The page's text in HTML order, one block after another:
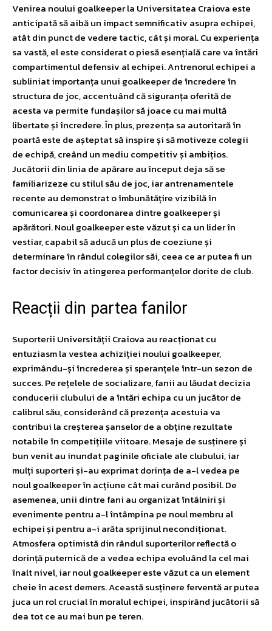
Venirea noului goalkeeper la Universitatea Craiova este
anticipată să aibă un impact semnificativ asupra echipei,
atât din punct de vedere tactic, cât și moral. Cu experiența
sa vastă, el este considerat o piesă esențială care va întări
compartimentul defensiv al echipei. Antrenorul echipei a
subliniat importanța unui goalkeeper de încredere în
structura de joc, accentuând că siguranța oferită de
acesta va permite fundașilor să joace cu mai multă
libertate și încredere. În plus, prezența sa autoritară în
poartă este de așteptat să inspire și să motiveze colegii
de echipă, creând un mediu competitiv și ambițios.
Jucătorii din linia de apărare au început deja să se
familiarizeze cu stilul său de joc, iar antrenamentele
recente au demonstrat o îmbunătățire vizibilă în
comunicarea și coordonarea dintre goalkeeper și
apărători. Noul goalkeeper este văzut și ca un lider în
vestiar, capabil să aducă un plus de coeziune și
determinare în rândul colegilor săi, ceea ce ar putea fi un
factor decisiv în atingerea performanțelor dorite de club.
Reacții din partea fanilor
Suporterii Universității Craiova au reacționat cu
entuziasm la vestea achiziției noului goalkeeper,
exprimându-și încrederea și speranțele într-un sezon de
succes. Pe rețelele de socializare, fanii au lăudat decizia
conducerii clubului de a întări echipa cu un jucător de
calibrul său, considerând că prezența acestuia va
contribui la creșterea șanselor de a obține rezultate
notabile în competițiile viitoare. Mesaje de susținere și
bun venit au inundat paginile oficiale ale clubului, iar
mulți suporteri și-au exprimat dorința de a-l vedea pe
noul goalkeeper în acțiune cât mai curând posibil. De
asemenea, unii dintre fani au organizat întâlniri și
evenimente pentru a-l întâmpina pe noul membru al
echipei și pentru a-i arăta sprijinul necondiționat.
Atmosfera optimistă din rândul suporterilor reflectă o
dorință puternică de a vedea echipa evoluând la cel mai
înalt nivel, iar noul goalkeeper este văzut ca un element
cheie în acest demers. Această susținere ferventă ar putea
juca un rol crucial în moralul echipei, inspirând jucătorii să
dea tot ce au mai bun pe teren.